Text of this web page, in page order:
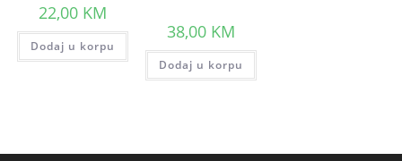
22,00 KM
Dodaj u korpu
38,00 KM
Dodaj u korpu